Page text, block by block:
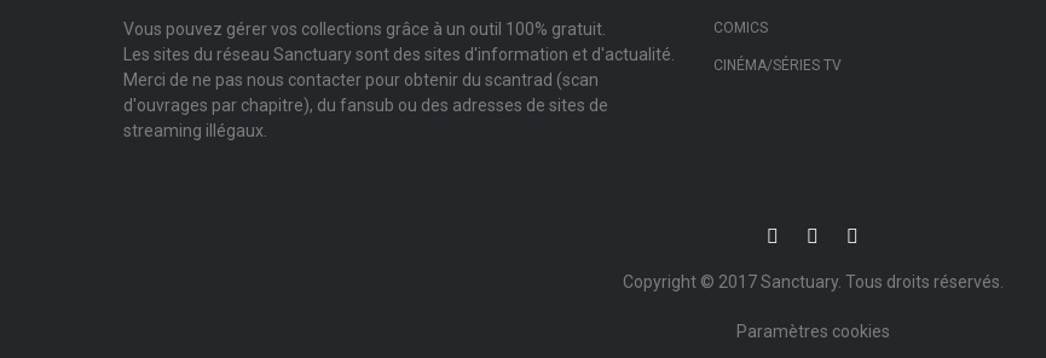
Vous pouvez gérer vos collections grâce à un outil 100% gratuit.
Les sites du réseau Sanctuary sont des sites d'information et d'actualité.
Merci de ne pas nous contacter pour obtenir du scantrad (scan
d'ouvrages par chapitre), du fansub ou des adresses de sites de
streaming illégaux.
COMICS
CINÉMA/SÉRIES TV
Copyright © 2017Sanctuary. Tous droits réservés.
Paramètres cookies